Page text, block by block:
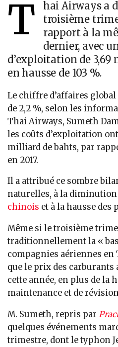
T
hai Airways a
troisième
rapport à la
dernier, avec
d’exploitation de 3,69
en hausse de 103 %.
Le chiffre d’affaires
de 2,2 %, selon les
Thai Airways, Sumeth
les coûts d’exploitation
milliard de bahts, par
en 2017.
Il a attribué ce sombre
naturelles, à la
chinois et à la hausse des
Même si le troisième
traditionnellement la «
compagnies aériennes en
que le prix des carburants
cette année, en plus de la
maintenance et de
M. Sumeth, repris par
quelques événements
trimestre, dont le typhon